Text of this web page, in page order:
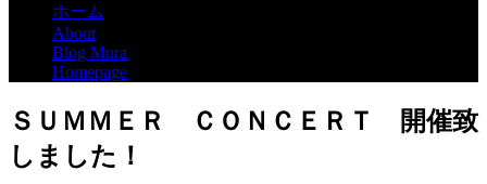
ホーム
About
Blog Mura
Homepage
ＳＵＭＭＥＲ ＣＯＮＣＥＲＴ 開催致
しました！